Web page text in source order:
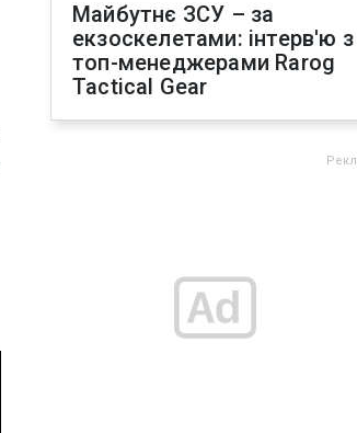
Майбутнє ЗСУ – за
екзоскелетами: інтерв'ю з
топ-менеджерами Rarog
Tactical Gear